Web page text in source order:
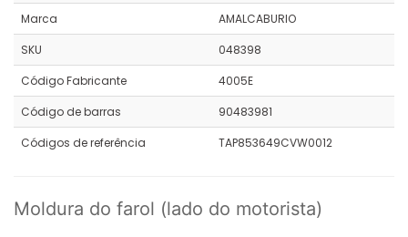
Marca
AMALCABURIO
SKU
048398
Código Fabricante
4005E
Código de barras
90483981
Códigos de referência
TAP853649CVW0012
Moldura do farol (lado do motorista)